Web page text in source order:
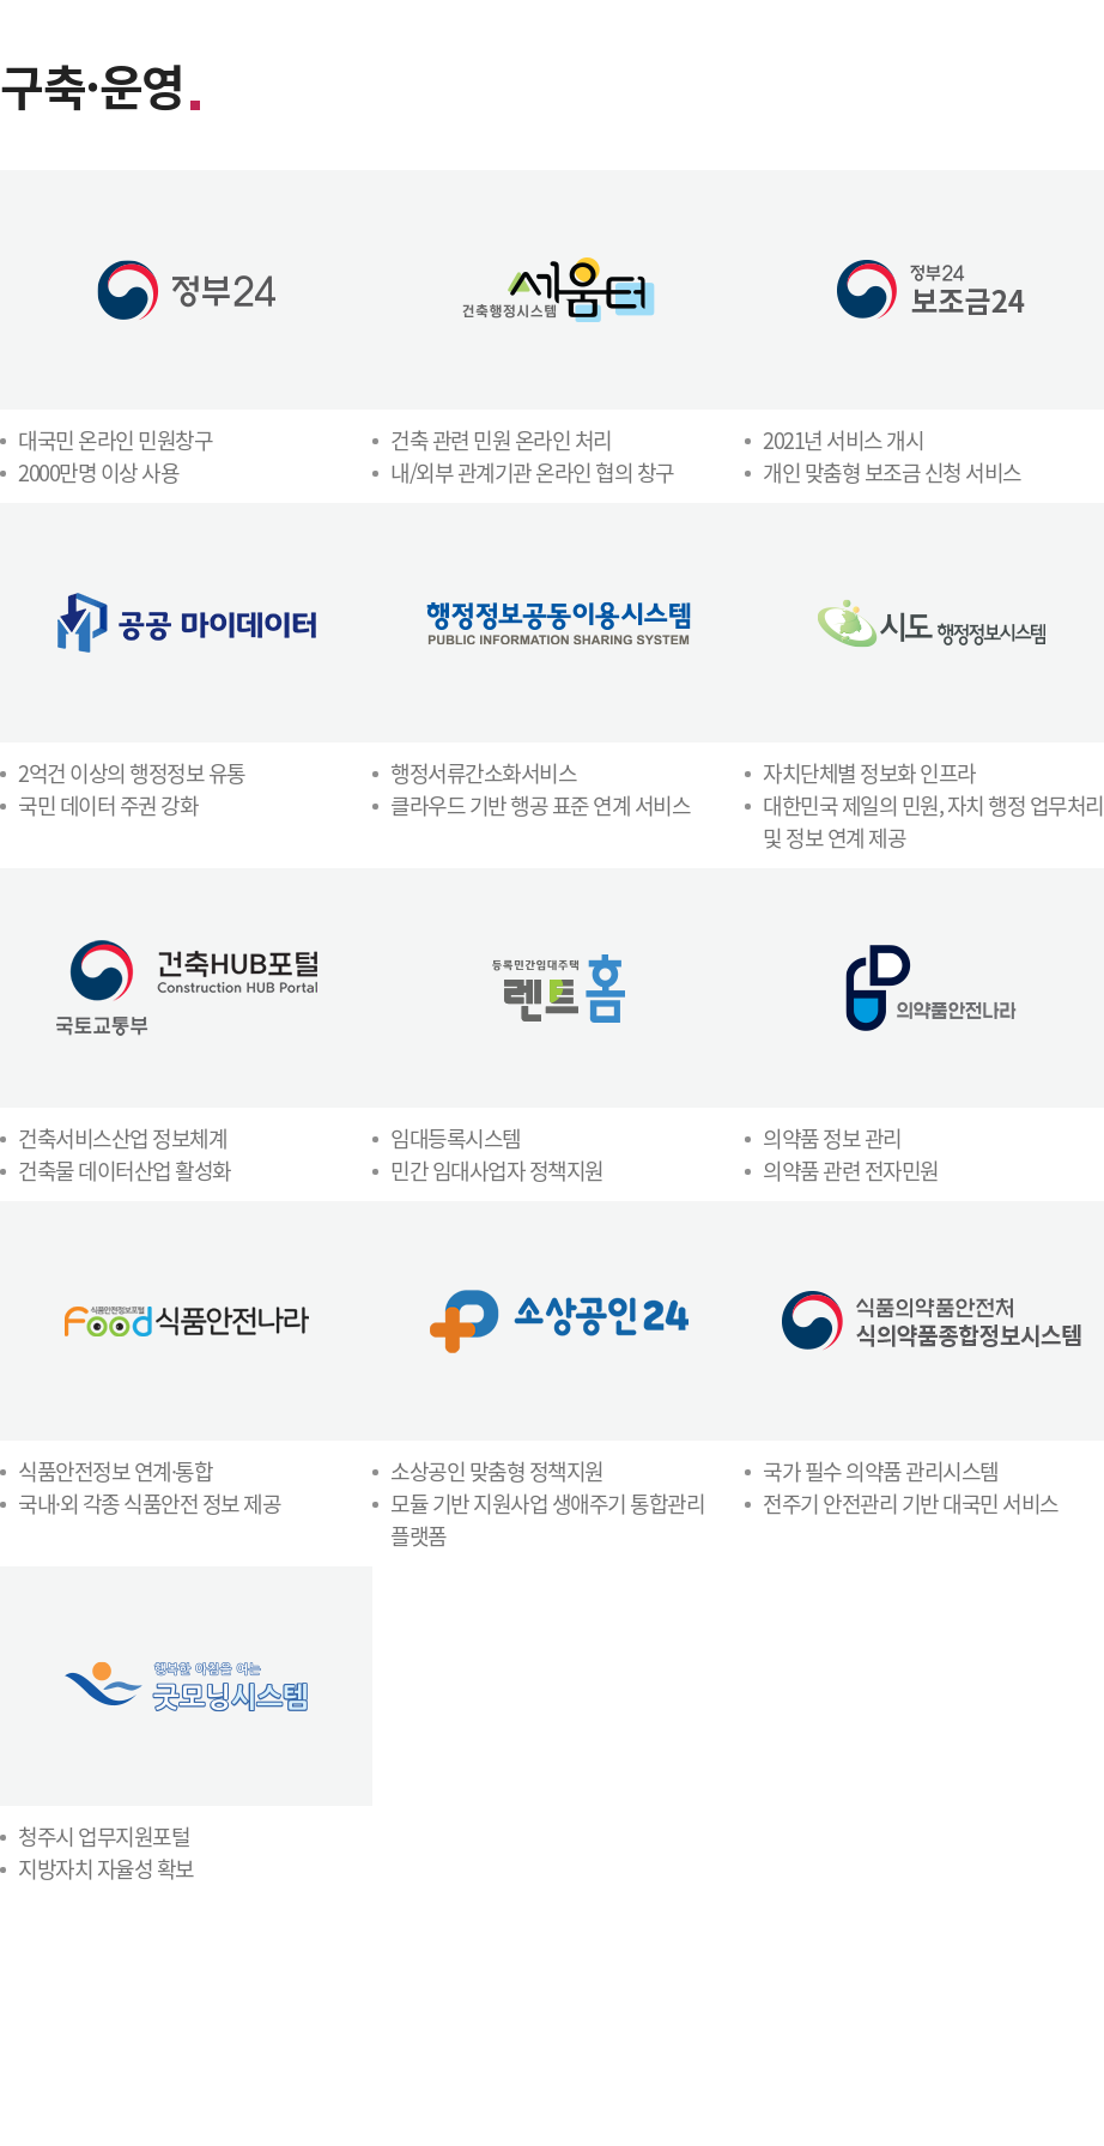
구축·운영
대국민 온라인 민원창구
2000만명 이상 사용
건축 관련 민원 온라인 처리
내/외부 관계기관 온라인 협의 창구
2021년 서비스 개시
개인 맞춤형 보조금 신청 서비스
2억건 이상의 행정정보 유통
국민 데이터 주권 강화
행정서류간소화서비스
클라우드 기반 행공 표준 연계 서비스
자치단체별 정보화 인프라
대한민국 제일의 민원, 자치 행정 업무처리
및 정보 연계 제공
건축서비스산업 정보체계
건축물 데이터산업 활성화
임대등록시스템
민간 임대사업자 정책지원
의약품 정보 관리
의약품 관련 전자민원
식품안전정보 연계·통합
국내·외 각종 식품안전 정보 제공
소상공인 맞춤형 정책지원
모듈 기반 지원사업 생애주기 통합관리
플랫폼
국가 필수 의약품 관리시스템
전주기 안전관리 기반 대국민 서비스
청주시 업무지원포털
지방자치 자율성 확보